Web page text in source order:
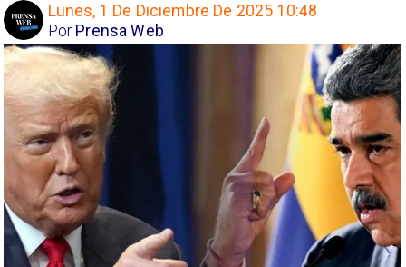
Lunes, 1 De Diciembre De 2025 10:48
Prensa Web
Por